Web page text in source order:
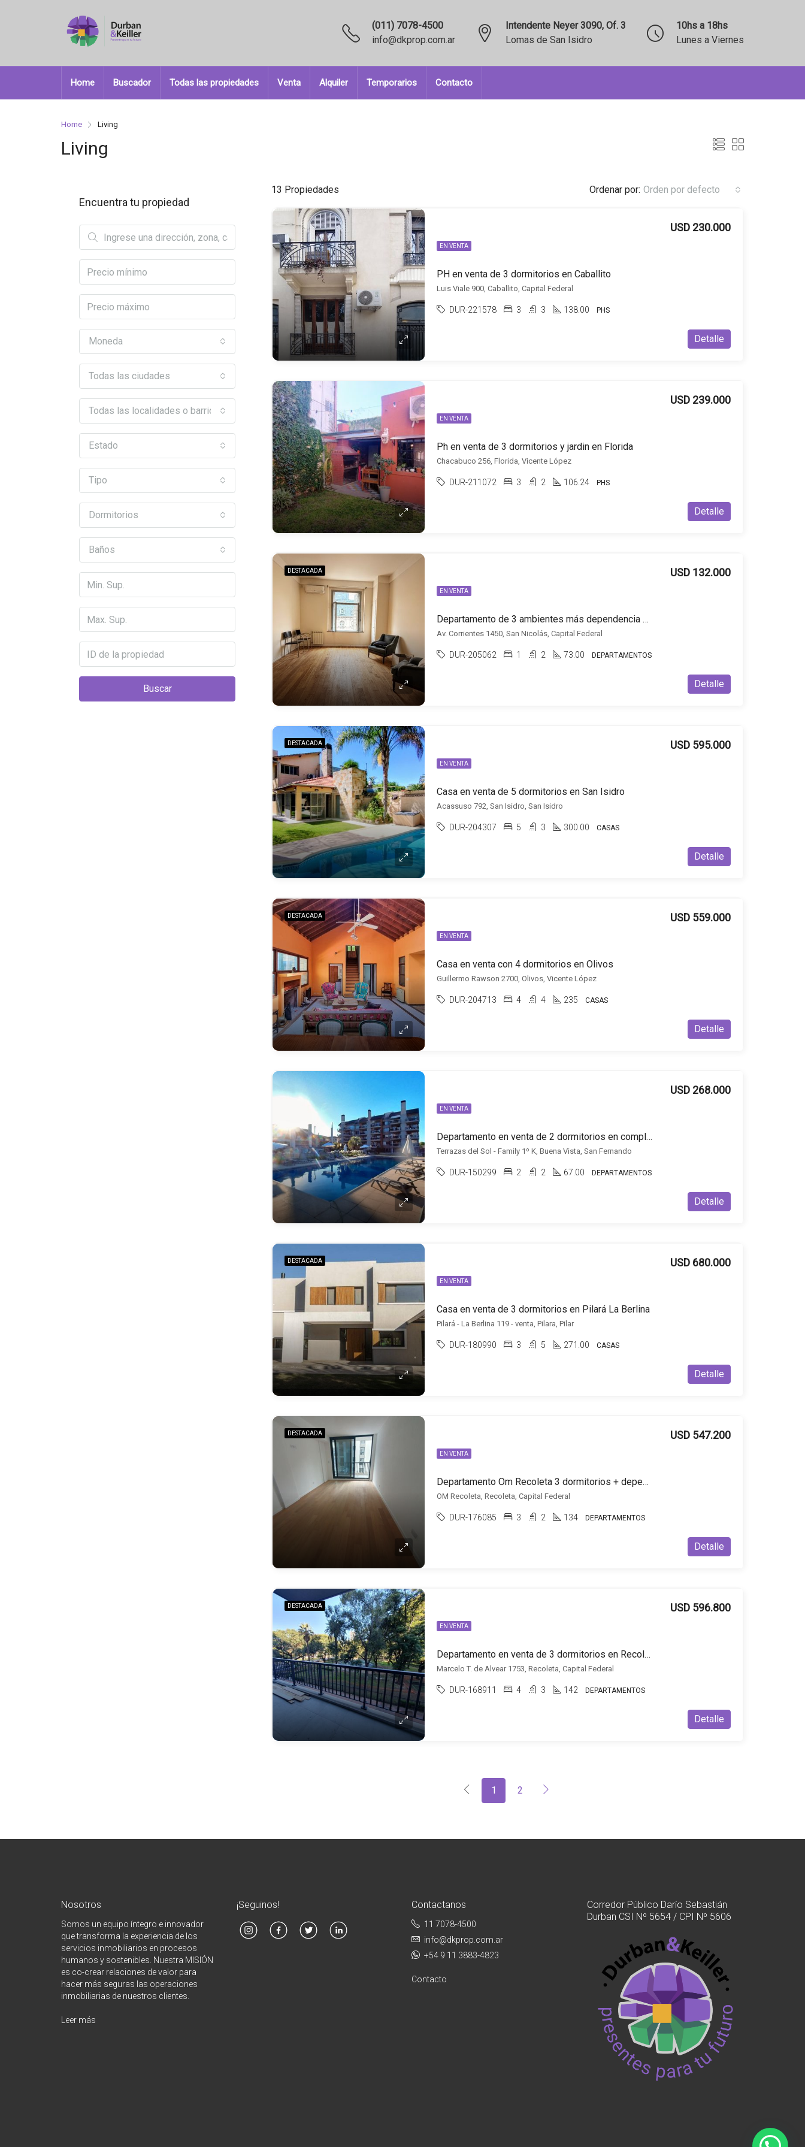
(011) 7078-4500
info@dkprop.com.ar
Intendente Neyer 3090, Of. 3
Lomas de San Isidro
10hs a 18hs
Lunes a Viernes
Home Buscador Todas las propiedades Venta Alquiler Temporarios Contacto
Home Living
Living
13 Propiedades Ordenar por: Orden por defecto
EN VENTA
PH en venta de 3 dormitorios en Caballito
USD 230.000
Luis Viale 900, Caballito, Capital Federal
DUR-221578 3 3 138.00 PHS
Detalle
EN VENTA
Ph en venta de 3 dormitorios y jardin en Florida
USD 239.000
Chacabuco 256, Florida, Vicente López
DUR-211072 3 2 106.24 PHS
Detalle
DESTACADA
EN VENTA
Departamento de 3 ambientes más dependencia en venta de sobre Av. Corrientes
USD 132.000
Av. Corrientes 1450, San Nicolás, Capital Federal
DUR-205062 1 2 73.00 DEPARTAMENTOS
Detalle
DESTACADA
EN VENTA
Casa en venta de 5 dormitorios en San Isidro
USD 595.000
Acassuso 792, San Isidro, San Isidro
DUR-204307 5 3 300.00 CASAS
Detalle
DESTACADA
EN VENTA
Casa en venta con 4 dormitorios en Olivos
USD 559.000
Guillermo Rawson 2700, Olivos, Vicente López
DUR-204713 4 4 235 CASAS
Detalle
EN VENTA
Departamento en venta de 2 dormitorios en complejo Terrazas del Sol
USD 268.000
Terrazas del Sol - Family 1º K, Buena Vista, San Fernando
DUR-150299 2 2 67.00 DEPARTAMENTOS
Detalle
DESTACADA
EN VENTA
Casa en venta de 3 dormitorios en Pilará La Berlina
USD 680.000
Pilará - La Berlina 119 - venta, Pilara, Pilar
DUR-180990 3 5 271.00 CASAS
Detalle
DESTACADA
EN VENTA
Departamento Om Recoleta 3 dormitorios + dependencia + cochera opcional
USD 547.200
OM Recoleta, Recoleta, Capital Federal
DUR-176085 3 2 134 DEPARTAMENTOS
Detalle
DESTACADA
EN VENTA
Departamento en venta de 3 dormitorios en Recoleta
USD 596.800
Marcelo T. de Alvear 1753, Recoleta, Capital Federal
DUR-168911 4 3 142 DEPARTAMENTOS
Detalle
1 2
Encuentra tu propiedad
Moneda
Todas las ciudades
Todas las localidades o barrios
Estado
Tipo
Dormitorios
Baños
Buscar
Nosotros
Somos un equipo íntegro e innovador
que transforma la experiencia de los
servicios inmobiliarios en procesos
humanos y sostenibles. Nuestra MISIÓN
es co-crear relaciones de valor para
hacer más seguras las operaciones
inmobiliarias de nuestros clientes.
Leer más
¡Seguinos! Contactanos
11 7078-4500
info@dkprop.com.ar
+54 9 11 3883-4823
Contacto
Corredor Público Darío Sebastián
Durban CSI Nº 5654 / CPI Nº 5606